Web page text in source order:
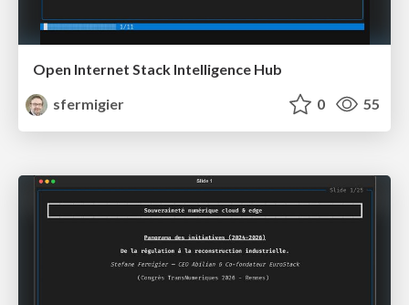
Open Internet Stack Intelligence Hub
sfermigier
0 55